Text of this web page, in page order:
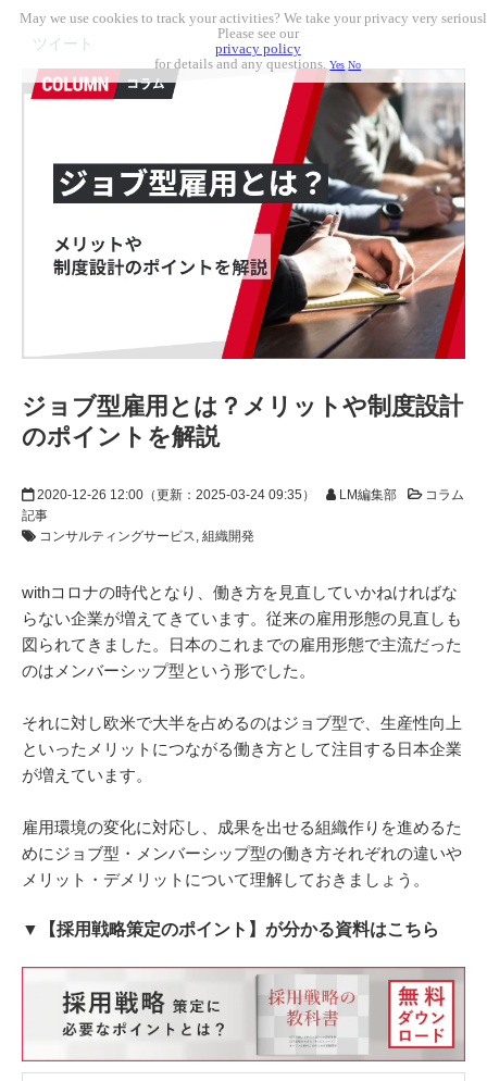
ツイート
ジョブ型雇用とは？メリットや制度設計
のポイントを解説
2020-12-26 12:00 （更新： 2025-03-24 09:35 ） LM編集部
コラム
記事
コンサルティングサービス 組織開発
withコロナの時代となり、働き方を見直していかねければな
らない企業が増えてきています。従来の雇用形態の見直しも
図られてきました。日本のこれまでの雇用形態で主流だった
のはメンバーシップ型という形でした。
それに対し欧米で大半を占めるのはジョブ型で、生産性向上
といったメリットにつながる働き方として注目する日本企業
が増えています。
雇用環境の変化に対応し、成果を出せる組織作りを進めるた
めにジョブ型・メンバーシップ型の働き方それぞれの違いや
メリット・デメリットについて理解しておきましょう。
▼【採用戦略策定のポイント】が分かる資料はこちら
May we use cookies to track your activities? We take your privacy very
Please see our
privacy policy
for details and any questions.Yes No